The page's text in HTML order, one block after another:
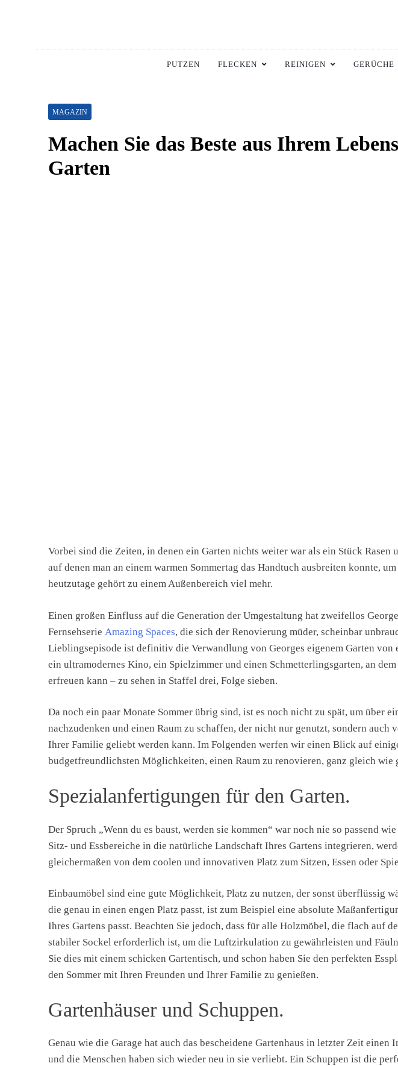
Haushaltswiki.de
Die Besten Tipps Für Zuhause.
PUTZEN FLECKEN REINIGEN GERÜCHE
MAGAZIN
Machen Sie das Beste aus Ihrem
Garten
Vorbei sind die Zeiten, in denen ein Garten nichts weiter war als ein Stück Rasen
auf denen man an einem warmen Sommertag das Handtuch ausbreiten konnte,
heutzutage gehört zu einem Außenbereich viel mehr.
Einen großen Einfluss auf die Generation der Umgestaltung hat zweifellos
Fernsehserie Amazing Spaces, die sich der Renovierung müder, scheinbar
Lieblingsepisode ist definitiv die Verwandlung von Georges eigenem Garten von
ein ultramodernes Kino, ein Spielzimmer und einen Schmetterlingsgarten, an
erfreuen kann – zu sehen in Staffel drei, Folge sieben.
Da noch ein paar Monate Sommer übrig sind, ist es noch nicht zu spät, um über
nachzudenken und einen Raum zu schaffen, der nicht nur genutzt, sondern auch
Ihrer Familie geliebt werden kann. Im Folgenden werfen wir einen Blick auf
budgetfreundlichsten Möglichkeiten, einen Raum zu renovieren, ganz gleich wie
Spezialanfertigungen für den Garten.
Der Spruch „Wenn du es baust, werden sie kommen“ war noch nie so passend
Sitz- und Essbereiche in die natürliche Landschaft Ihres Gartens integrieren,
gleichermaßen von dem coolen und innovativen Platz zum Sitzen, Essen oder
Einbaumöbel sind eine gute Möglichkeit, Platz zu nutzen, der sonst überflüssig
die genau in einen engen Platz passt, ist zum Beispiel eine absolute
Ihres Gartens passt. Beachten Sie jedoch, dass für alle Holzmöbel, die flach auf
stabiler Sockel erforderlich ist, um die Luftzirkulation zu gewährleisten und
Sie dies mit einem schicken Gartentisch, und schon haben Sie den perfekten
den Sommer mit Ihren Freunden und Ihrer Familie zu genießen.
Gartenhäuser und Schuppen.
Genau wie die Garage hat auch das bescheidene Gartenhaus in letzter Zeit einen
und die Menschen haben sich wieder neu in sie verliebt. Ein Schuppen ist die